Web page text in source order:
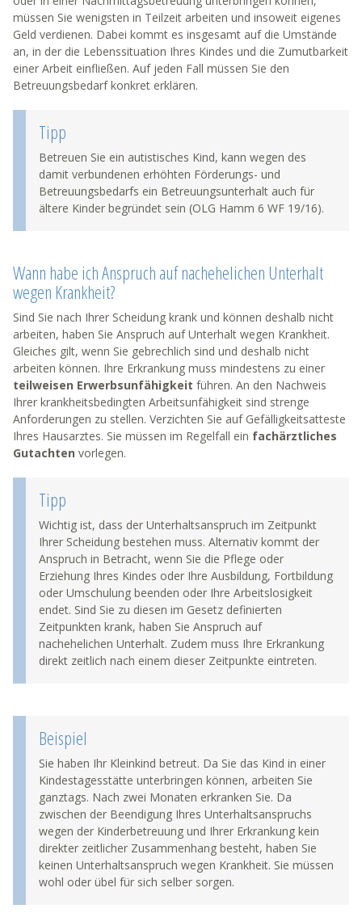
müssen Sie wenigsten in Teilzeit arbeiten und insoweit eigenes
Geld verdienen. Dabei kommt es insgesamt auf die Umstände
an, in der die Lebenssituation Ihres Kindes und die Zumutbarkeit
einer Arbeit einfließen. Auf jeden Fall müssen Sie den
Betreuungsbedarf konkret erklären.
Tipp
Betreuen Sie ein autistisches Kind, kann wegen des
damit verbundenen erhöhten Förderungs- und
Betreuungsbedarfs ein Betreuungsunterhalt auch für
ältere Kinder begründet sein (OLG Hamm 6 WF 19/16).
Wann habe ich Anspruch auf nachehelichen Unterhalt
wegen Krankheit?
Sind Sie nach Ihrer Scheidung krank und können deshalb nicht
arbeiten, haben Sie Anspruch auf Unterhalt wegen Krankheit.
Gleiches gilt, wenn Sie gebrechlich sind und deshalb nicht
arbeiten können. Ihre Erkrankung muss mindestens zu einer
teilweisen Erwerbsunfähigkeit führen. An den Nachweis
Ihrer krankheitsbedingten Arbeitsunfähigkeit sind strenge
Anforderungen zu stellen. Verzichten Sie auf Gefälligkeitsatteste
Ihres Hausarztes. Sie müssen im Regelfall ein fachärztliches
Gutachten vorlegen.
Tipp
Wichtig ist, dass der Unterhaltsanspruch im Zeitpunkt
Ihrer Scheidung bestehen muss. Alternativ kommt der
Anspruch in Betracht, wenn Sie die Pflege oder
Erziehung Ihres Kindes oder Ihre Ausbildung, Fortbildung
oder Umschulung beenden oder Ihre Arbeitslosigkeit
endet. Sind Sie zu diesen im Gesetz definierten
Zeitpunkten krank, haben Sie Anspruch auf
nachehelichen Unterhalt. Zudem muss Ihre Erkrankung
direkt zeitlich nach einem dieser Zeitpunkte eintreten.
Beispiel
Sie haben Ihr Kleinkind betreut. Da Sie das Kind in einer
Kindestagesstätte unterbringen können, arbeiten Sie
ganztags. Nach zwei Monaten erkranken Sie. Da
zwischen der Beendigung Ihres Unterhaltsanspruchs
wegen der Kinderbetreuung und Ihrer Erkrankung kein
direkter zeitlicher Zusammenhang besteht, haben Sie
keinen Unterhaltsanspruch wegen Krankheit. Sie müssen
wohl oder übel für sich selber sorgen.